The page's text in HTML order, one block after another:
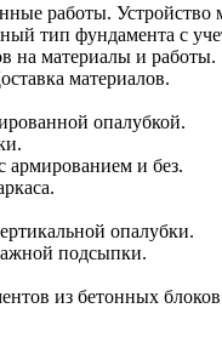
работы. Устройство
тип фундамента с
на материалы и работы.
материалов.
опалубкой.
армированием и без.
опалубки.
подсыпки.
из бетонных блоков